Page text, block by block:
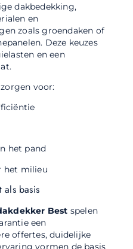
dakbedekking,
en
zoals groendaken of
Deze keuzes
en een
voor:
het pand
het milieu
als basis
Best spelen
een
offertes, duidelijke
vormen de basis